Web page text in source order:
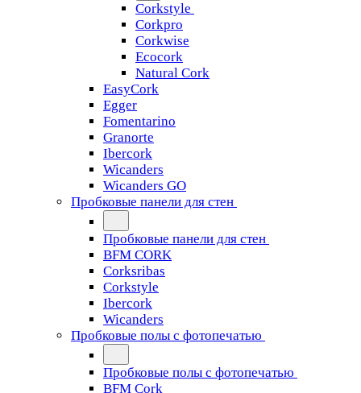
Corkstyle
Corkpro
Corkwise
Ecocork
Natural Cork
EasyCork
Egger
Fomentarino
Granorte
Ibercork
Wicanders
Wicanders GO
Пробковые панели для стен
Пробковые панели для стен
BFM CORK
Corksribas
Corkstyle
Ibercork
Wicanders
Пробковые полы с фотопечатью
Пробковые полы с фотопечатью
BFM Cork